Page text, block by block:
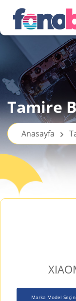
Tamire
Anasayfa
Marka Model